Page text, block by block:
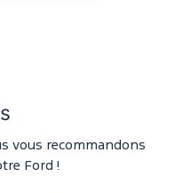
vous recommandons
Ford !